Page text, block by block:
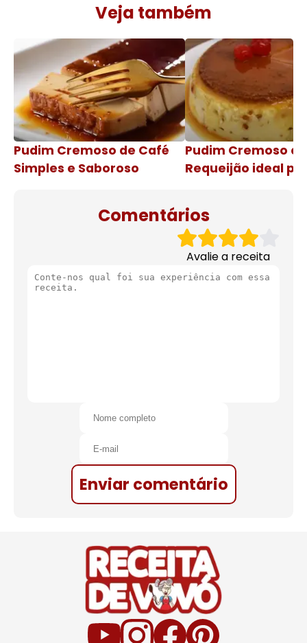
Veja também
Pudim Cremoso de Café
Simples e Saboroso
Pudim Cremoso
Requeijão ideal
Comentários
Avalie a receita
Enviar comentário